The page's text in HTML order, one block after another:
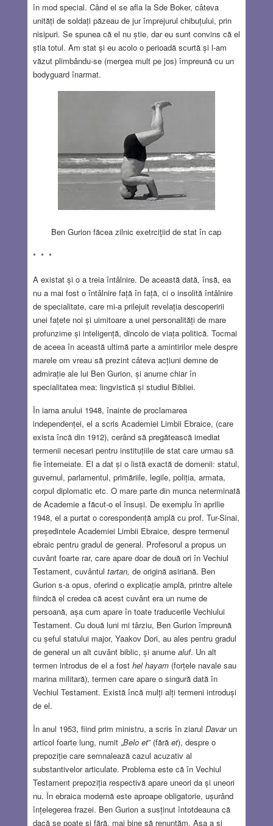
în mod special. Când el se afla la Sde Boker, câteva
unități de soldați păzeau de jur împrejurul chibuțului, prin
nisipuri. Se spunea că el nu știe, dar eu sunt convins că el
știa totul. Am stat și eu acolo o perioadă scurtă și l-am
văzut plimbându-se (mergea mult pe jos) împreună cu un
bodyguard înarmat.
Ben Gurion făcea zilnic exetrciţiid de stat în cap
* * *
A existat și o a treia întâlnire. De această dată, însă, ea
nu a mai fost o întâlnire față în față, ci o insolită întâlnire
de specialitate, care mi-a prilejuit revelația descoperirii
unei fațete noi și uimitoare a unei personalități de mare
profunzime și inteligență, dincolo de viața politică. Tocmai
de aceea în această ultimă parte a amintirilor mele despre
marele om vreau să prezint câteva acțiuni demne de
admirație ale lui Ben Gurion, și anume chiar în
specialitatea mea: lingvistică și studiul Bibliei.
În iarna anului 1948, înainte de proclamarea
independenței, el a scris Academiei Limbii Ebraice, (care
exista încă din 1912), cerând să pregătească imediat
termenii necesari pentru instituțiile de stat care urmau să
fie întemeiate. El a dat și o listă exactă de domenii: statul,
guvernul, parlamentul, primăriile, legile, poliția, armata,
corpul diplomatic etc. O mare parte din munca neterminată
de Academie a făcut-o el însuși. De exemplu în aprilie
1948, el a purtat o corespondență amplă cu prof. Tur-Sinai,
președintele Academiei Limbii Ebraice, despre termenul
ebraic pentru gradul de general. Profesorul a propus un
cuvânt foarte rar, care apare doar de două ori în Vechiul
Testament, cuvântul tartan, de origină asiriană. Ben
Gurion s-a opus, oferind o explicație amplă, printre altele
fiindcă el credea că acest cuvânt era un nume de
persoană, așa cum apare în toate traducerile Vechiului
Testament. Cu două luni mi târziu, Ben Gurion împreună
cu șeful statului major, Yaakov Dori, au ales pentru gradul
de general un alt cuvânt biblic, și anume aluf. Un alt
termen introdus de el a fost hel hayam(forțele navale sau
marina militară), termen care apare o singură dată în
Vechiul Testament. Există încă mulți alți termeni introduși
de el.
În anul 1953, fiind prim ministru, a scris în ziarul Davarun
articol foarte lung, numit „Belo et” (fără et), despre o
prepoziție care semnalează cazul acuzativ al
substantivelor articulate. Problema este că în Vechiul
Testament prepoziția respectivă apare uneori da și uneori
nu. În ebraica modernă este aproape obligatorie, ușurând
înțelegerea frazei. Ben Gurion a susținut întotdeauna că
dacă se poate și fără, mai bine să renunțăm. Așa a și